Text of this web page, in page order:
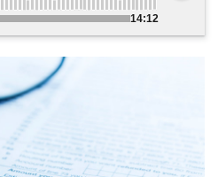
14:12